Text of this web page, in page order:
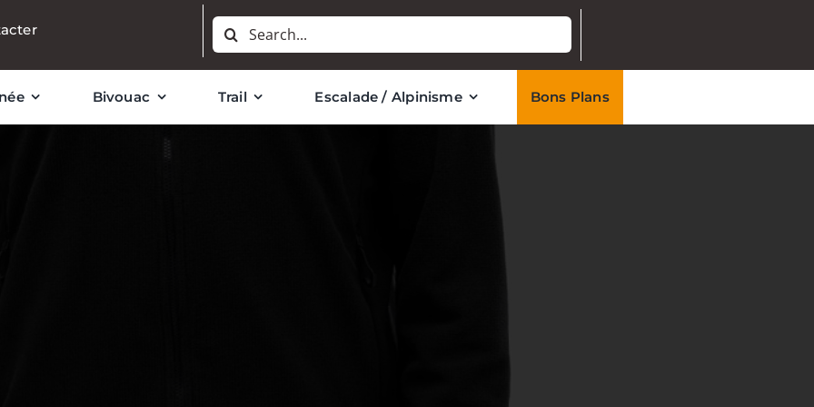
Rechercher:
Bivouac Trail Escalade / Alpinisme Bons Plans